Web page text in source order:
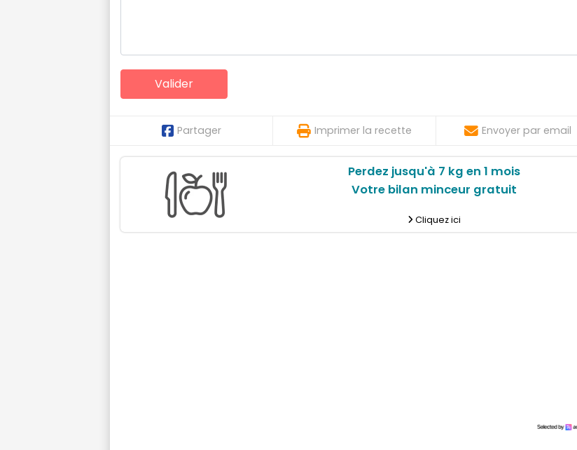
Partager Imprimer la recette Envoyer par email
Perdez jusqu'à 7 kg en 1 mois
Votre bilan minceur gratuit
Cliquez ici